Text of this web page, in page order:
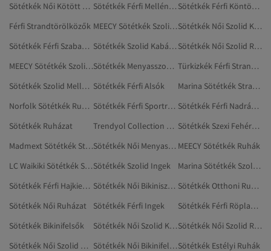
Sötétkék Női Kötött Mellények
Sötétkék Férfi Mellények
Sötétkék Férfi Köntösök
Férfi Strandtörölközők
MEECY Sötétkék Szolid Ruhák
Sötétkék Női Szolid Kötött Mellények
Sötétkék Férfi Szabadtéri Ruházat
Sötétkék Szolid Kabátok
Sötétkék Női Szolid Ruházat
MEECY Sötétkék Szolid Ruházat
Sötétkék Menyasszonyi Ruha
Türkizkék Férfi Strandruházat
Sötétkék Szolid Mellények Sötétkék Férfi Alsók
Marina Sötétkék Strandruházat
Norfolk Sötétkék Ruházat
Sötétkék Férfi Sportruházat
Sötétkék Férfi Nadrágtartó
Sötétkék Ruházat
Trendyol Collection Sötétkék Strandkendők
Sötétkék Szexi Fehérnemű
Madmext Sötétkék Strandruházat
Sötétkék Női Menyasszonyi Ruha MEECY Sötétkék Ruhák
LC Waikiki Sötétkék StrandruházatSötétkék Szolid Ingek
Marina Sötétkék Szolid Ruházat
Sötétkék Férfi Hajkiegészítők
Sötétkék Női Bikiniszettek
Sötétkék Otthoni Ruházat
Sötétkék Női Ruházat
Sötétkék Férfi Ingek
Sötétkék Férfi Röplabdacipő
Sötétkék Bikinifelsők
Sötétkék Női Szolid Kimono
Sötétkék Női Szolid Ruhák
Sötétkék Női Szolid Mellények
Sötétkék Női BikinifelsőkSötétkék Estélyi Ruhák